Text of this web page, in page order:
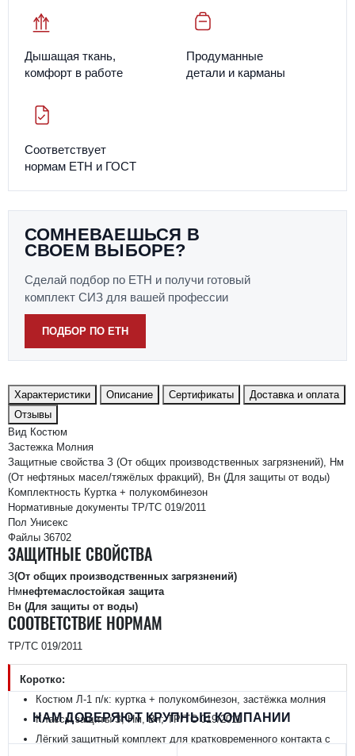
Дышащая ткань,
комфорт в работе
Продуманные
детали и карманы
Соответствует
нормам ЕТН и ГОСТ
СОМНЕВАЕШЬСЯ В
СВОЕМ ВЫБОРЕ?
Сделай подбор по ЕТН и получи готовый
комплект СИЗ для вашей профессии
ПОДБОР ПО ЕТН
Характеристики Описание Сертификаты
Доставка и оплата
Отзывы
Вид Костюм
Застежка Молния
Защитные свойства З (От общих производственных загрязнений), Нм
(От нефтяных масел/тяжёлых фракций), Вн (Для защиты от воды)
Комплектность Куртка + полукомбинезон
Нормативные документы ТР/ТС 019/2011
Пол Унисекс
Файлы 36702
ЗАЩИТНЫЕ СВОЙСТВА
З(От общих производственных загрязнений)
Нмнефтемаслостойкая защита
Вн (Для защиты от воды)
СООТВЕТСТВИЕ НОРМАМ
ТР/ТС 019/2011
Коротко:
Костюм Л-1 п/к: куртка + полукомбинезон, застёжка молния
Классы защиты З, Нм, Вн; ТР/ТС 019/2011
Лёгкий защитный комплект для кратковременного контакта с
НАМ ДОВЕРЯЮТ КРУПНЫЕ КОМПАНИИ